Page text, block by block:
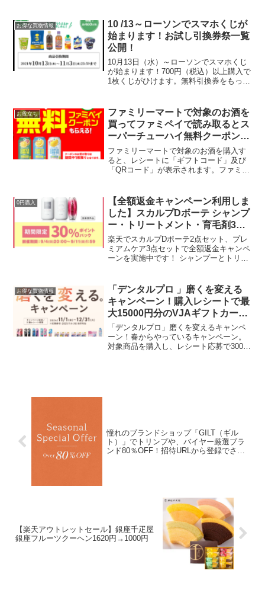
100％にあたるポイントがもらえます。早
速買ってきたんで...
お得な買物情報
10 /13～ローソンでスマホくじが
始まります！お試し引換券祭一覧
公開！
10月13日（水）～ローソンでスマホくじ
が始まります！700円（税込）以上購入で
1枚くじがひけます。無料引換券をもって
なみに今年は1月、4月、6月、8月にあり
ました...
お役立ち
ファミリーマートで対象のお酒を
買ってファミペイで読み取るとス
ーパーチューハイ無料クーポンが
もらえる
ファミリーマートで対象のお酒を購入す
ると、レシートに「ギフトコード」及び
「QRコード」が表示されます。ファミペ
えます！対象商品はこちら▼対象期間
2024年1月16...
0円購入
【全額返金キャンペーン利用しま
した】スカルプDボーテ シャンプ
ー・トリートメント・育毛剤3点
セットが DEAL30％ポイントバッ
ク＆2倍
楽天でスカルプDボーテ2点セット、プレ
ミアムケア3点セットで全額返金キャンペ
ーンを実施中です！ シャンプーとトリー
パーセール期間中は、DEAL30％ポイント
バック＆3倍...
お得な買物情報
「デンタルプロ 」磨くを変える
キャンペーン！購入レシートで最
大15000円分のVJAギフトカード
が当たる
「デンタルプロ」磨くを変えるキャンペ
ーン！春からやっているキャンペーン。
対象商品を購入し、レシート応募で300名
憧れのブランドショップ「GILT（ギル
ト）」でトリンプや、バイヤー厳選ブラ
ンド80％OFF！招待URLから登録でさら
【楽天アウトレットセール】銀座千疋屋
銀座フルーツクーヘン1620円→1000円